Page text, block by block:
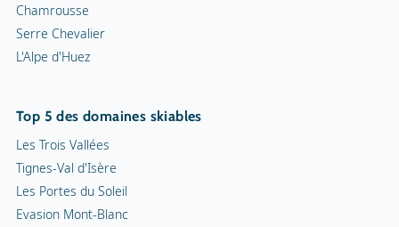
Chamrousse
Serre Chevalier
L'Alpe d'Huez
Top 5 des domaines skiables
Les Trois Vallées
Tignes-Val d'Isère
Les Portes du Soleil
Evasion Mont-Blanc